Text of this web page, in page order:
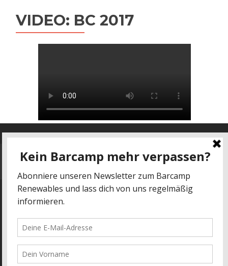
VIDEO: BC 2017
Datenschutz-Impressum
kontakt@barcamp-renewables.de
energieblogger.net